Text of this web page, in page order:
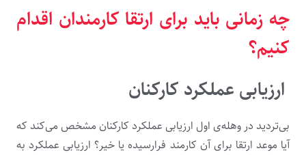
چه زمانی باید برای ارتقا کارمندان اقدام
کنیم؟
ارزیابی عملکرد کارکنان
بی‌تردید در وهله‌ی اول ارزیابی عملکرد کارکنان مشخص می‌کند که
آیا موعد ارتقا برای آن کارمند فرارسیده یا خیر؟ ارزیابی عملکرد به